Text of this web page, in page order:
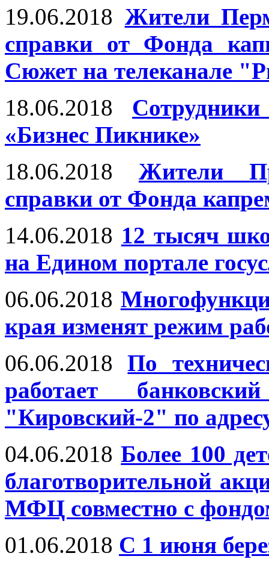
19.06.2018 Жители
справки от Фонда
Сюжет на телеканале
18.06.2018
«Бизнес Пикнике»
18.06.2018
Жители
справки от Фонда
14.06.2018 12 тысяч
на Едином портале
06.06.2018
края изменят режим
06.06.2018
По
работает
"Кировский-2" по
04.06.2018 Более 100
благотворительной
МФЦ совместно с
01.06.2018 С 1 июня